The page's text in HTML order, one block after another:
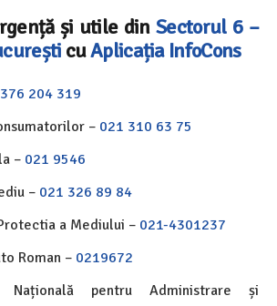
și utile dinSectorul 6 –
cuAplicația InfoCons
204 319
– 021 310 63 75
– 021 9546
– 021 326 89 84
a Mediului – 021-4301237
Roman – 0219672
Națională pentru Administrare și